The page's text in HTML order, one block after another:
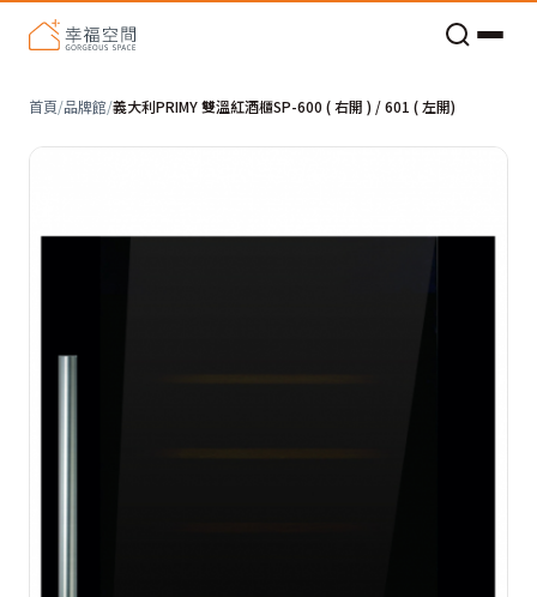
首頁/品牌館/義大利PRIMY 雙溫紅酒櫃SP-600 ( 右開 ) / 601 ( 左開)